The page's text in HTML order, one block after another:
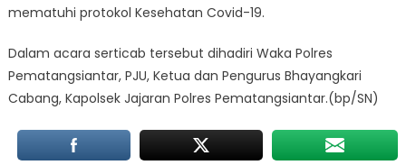
mematuhi protokol Kesehatan Covid-19.
Dalam acara serticab tersebut dihadiri Waka Polres
Pematangsiantar, PJU, Ketua dan Pengurus Bhayangkari
Cabang, Kapolsek Jajaran Polres Pematangsiantar.(bp/SN)